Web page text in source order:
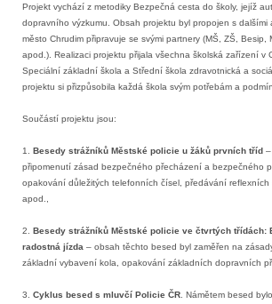
Projekt vychází z metodiky Bezpečná cesta do školy, jejíž
dopravního výzkumu. Obsah projektu byl propojen s dalšími
město Chrudim připravuje se svými partnery (MŠ, ZŠ, Besip,
apod.). Realizaci projektu přijala všechna školská zařízení v
Speciální základní škola a Střední škola zdravotnická a
projektu si přizpůsobila každá škola svým potřebám a
Součástí projektu jsou:
1. Besedy strážníků Městské policie u žáků prvních tříd
připomenutí zásad bezpečného přecházení a bezpečného
opakování důležitých telefonních čísel, předávání
apod.,
2. Besedy strážníků Městské policie ve čtvrtých třídách:
radostná jízda – obsah těchto besed byl zaměřen na
základní vybavení kola, opakování základních dopravních
3. Cyklus besed s mluvčí Policie ČR . Námětem besed